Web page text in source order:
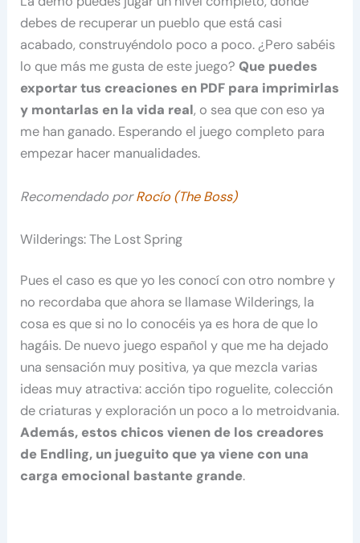
debes de recuperar un pueblo que está casi
acabado, construyéndolo poco a poco. ¿Pero sabéis
lo que más me gusta de este juego?Que puedes
exportar tus creaciones en PDF para imprimirlas
y montarlas en la vida real, o sea que con eso ya
me han ganado. Esperando el juego completo para
empezar hacer manualidades.
Recomendado por Rocío (The Boss)
Wilderings: The Lost Spring
Pues el caso es que yo les conocí con otro nombre y
no recordaba que ahora se llamase Wilderings, la
cosa es que si no lo conocéis ya es hora de que lo
hagáis. De nuevo juego español y que me ha dejado
una sensación muy positiva, ya que mezcla varias
ideas muy atractiva: acción tipo roguelite, colección
de criaturas y exploración un poco a lo metroidvania.
Además, estos chicos vienen de los creadores
de Endling, un jueguito que ya viene con una
carga emocional bastante grande.